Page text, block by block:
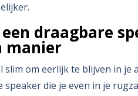
draagbare
manier
slim om eerlijk te blijven in je
speaker die je even in je